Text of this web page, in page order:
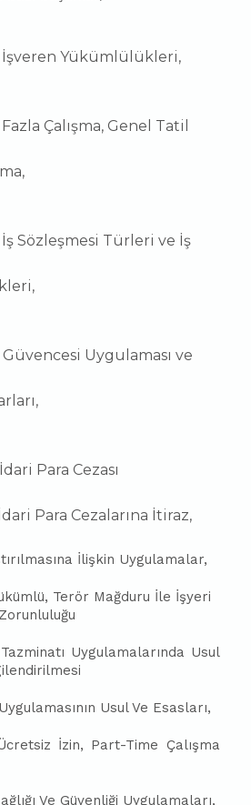
İşveren Yükümlülükleri,
Fazla Çalışma, Genel Tatil
İş Sözleşmesi Türleri ve İş
Güvencesi Uygulaması ve
İdari Para Cezası
Para Cezalarına İtiraz,
İlişkin Uygulamalar,
Terör Mağduru İle İşyeri
Uygulamalarında Usul
Usul Ve Esasları,
İzin, Part-Time Çalışma
Ve Güvenliği Uygulamaları,